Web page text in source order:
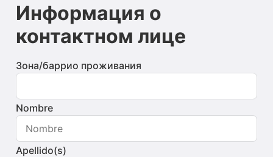
Информация о
контактном лице
Зона/баррио проживания
Nombre
Apellido(s)